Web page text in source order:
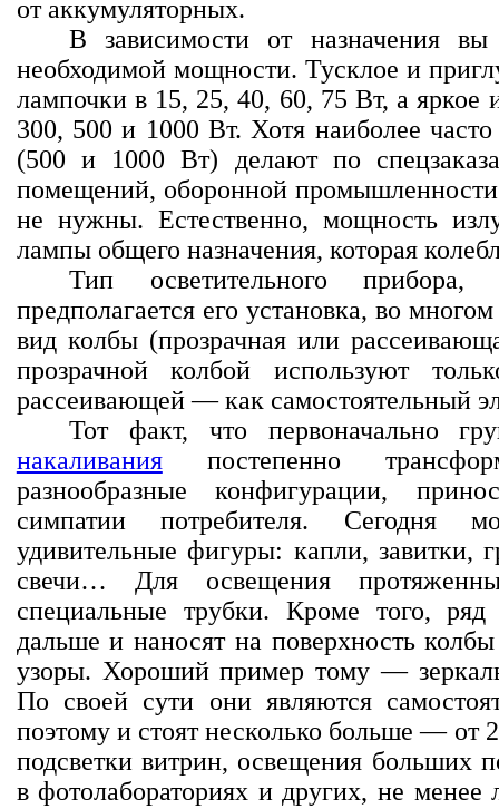
от аккумуляторных.
В зависимости от назначения
необходимой мощности. Тусклое и
лампочки в 15, 25, 40, 60, 75 Вт, а
300, 500 и 1000 Вт. Хотя наиболее
(500 и 1000 Вт) делают по
помещений, оборонной
не нужны. Естественно, мощность
лампы общего назначения, которая
Тип осветительного
предполагается его установка, во
вид колбы (прозрачная или
прозрачной колбой используют
рассеивающей — как самостоятельный
Тот факт, что первоначально
накаливанияпостепенно
разнообразные конфигурации,
симпатии потребителя. Сегодня
удивительные фигуры: капли, завитки,
свечи… Для освещения
специальные трубки. Кроме того, ряд
дальше и наносят на поверхность
узоры. Хороший пример тому —
По своей сути они являются
поэтому и стоят несколько больше — от
подсветки витрин, освещения больших
в фотолабораториях и других, не